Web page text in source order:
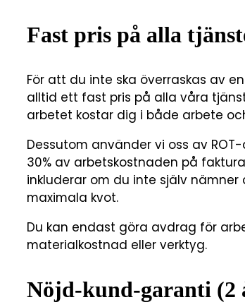
Fast pris på alla
För att du inte ska överraskas av
alltid ett fast pris på alla våra
arbetet kostar dig i både arbete
Dessutom använder vi oss av
30% av arbetskostnaden på
inkluderar om du inte själv
maximala kvot.
Du kan endast göra avdrag för
materialkostnad eller verktyg.
Nöjd-kund-garanti (2